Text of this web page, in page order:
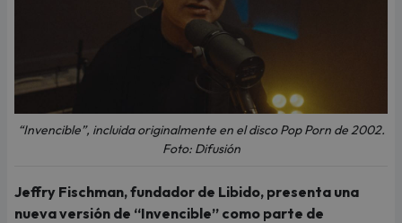
“Invencible”, incluida originalmente en el disco Pop Porn de 2002.
Foto: Difusión
Jeffry Fischman, fundador de Libido, presenta una
nueva versión de “Invencible” como parte de